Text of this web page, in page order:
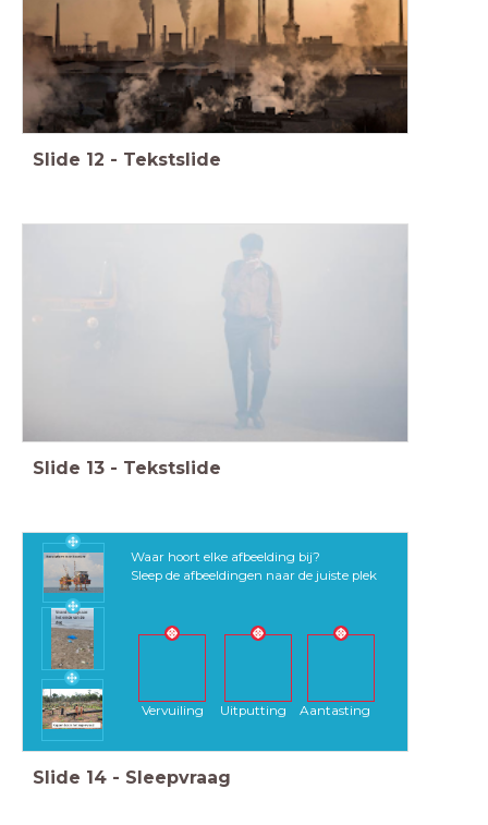
Slide 12 - Tekstslide
Slide 13 - Tekstslide
Vervuiling Uitputting Aantasting
Waar hoort elke afbeelding bij?
Sleep de afbeeldingen naar de juiste plek
Slide 14 - Sleepvraag